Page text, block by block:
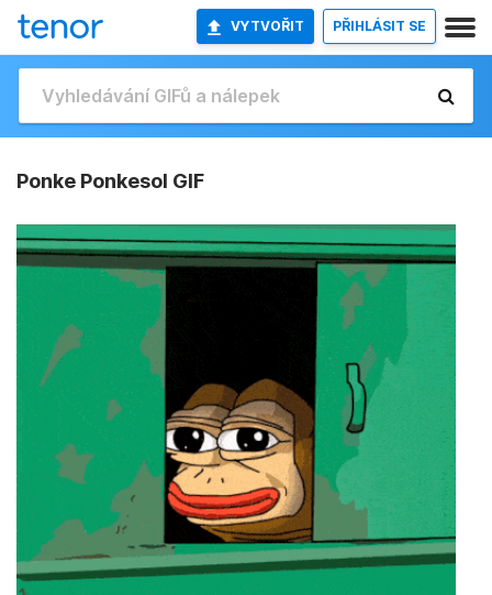
VYTVOŘIT PŘIHLÁSIT SE
Ponke Ponkesol GIF